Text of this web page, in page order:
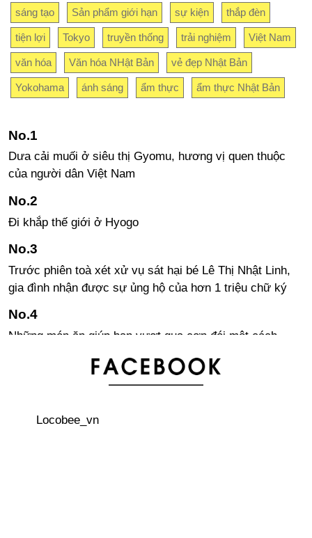
sáng tạo Sản phẩm giới hạn sự kiện thắp đèn
tiện lợi Tokyo truyền thống trải nghiệm Việt Nam
văn hóa Văn hóa NHật Bản vẻ đẹp Nhật Bản
Yokohama ánh sáng ẩm thực ẩm thực Nhật Bản
Dưa cải muối ở siêu thị Gyomu, hương vị quen thuộc
của người dân Việt Nam
Đi khắp thế giới ở Hyogo
Trước phiên toà xét xử vụ sát hại bé Lê Thị Nhật Linh,
gia đình nhận được sự ủng hộ của hơn 1 triệu chữ ký
Những món ăn giúp bạn vượt qua cơn đói một cách
Locobee_vn